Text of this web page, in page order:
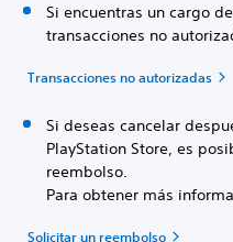
Si encuentras un cargo
transacciones no
Transacciones no autorizadas
Si deseas cancelar
PlayStation Store, es
reembolso.
Para obtener más
Solicitar un reembolso